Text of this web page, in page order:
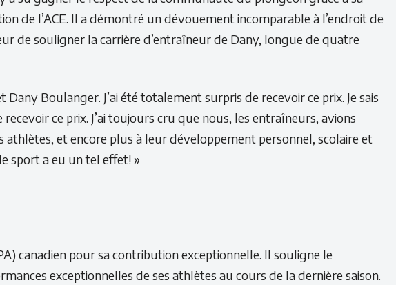
de l’ACE. Il a démontré un dévouement incomparable à l’endroit de
de souligner la carrière d’entraîneur de Dany, longue de quatre
Boulanger. J’ai été totalement surpris de recevoir ce prix. Je sais
ce prix. J’ai toujours cru que nous, les entraîneurs, avions
et encore plus à leur développement personnel, scolaire et
sport a eu un tel effet! »
canadien pour sa contribution exceptionnelle. Il souligne le
exceptionnelles de ses athlètes au cours de la dernière saison.